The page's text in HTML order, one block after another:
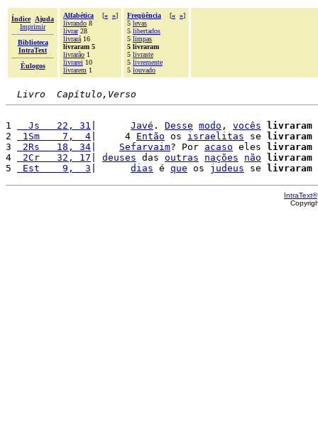
Índice
Ajuda
Imprimir
Biblioteca
IntraText
Èulogos
Alfabética [« »]
livrando 8
livrar28
livrará 16
livraram 5
livrarão 1
livrarei 10
livrarem 1
Freqüência [« »]
5 levas
5 libertados
5 limpas
5 livraram
5 livraste
5 livremente
5 louvado
Livro  Capítulo,Verso
1
  Js   22, 31
Javé . Desse modo , vocês livraram
2
1Sm    7,  4 |     4 Então os israelitas se livraram
3
2Rs   18, 34 Sefarvaim? Por acaso eles
livraram
4
2Cr   32, 17 deuses das outras nações não livraram
5
Est    9,  3 dias é que os judeus se livraram
IntraText®